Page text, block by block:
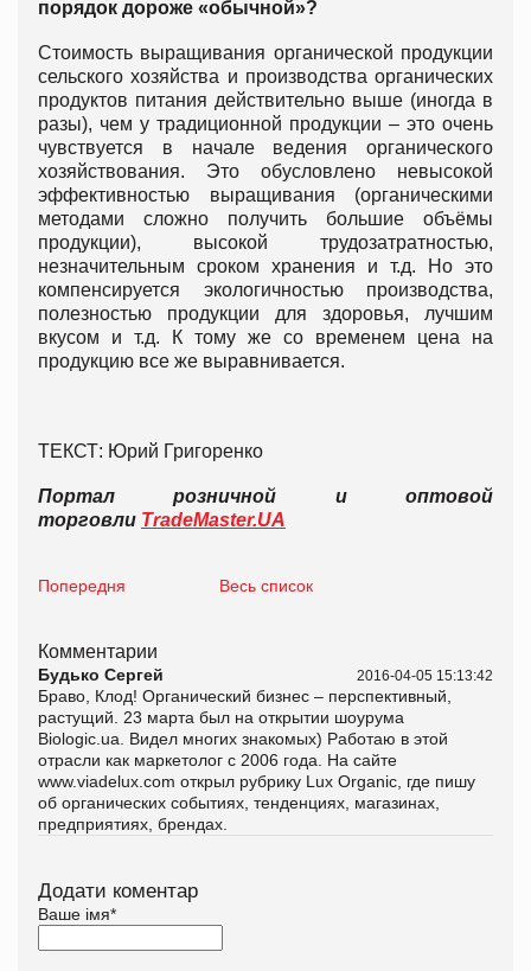
порядок дороже «обычной»?
Стоимость выращивания органической продукции
сельского хозяйства и производства органических
продуктов питания действительно выше (иногда в
разы), чем у традиционной продукции – это очень
чувствуется в начале ведения органического
хозяйствования. Это обусловлено невысокой
эффективностью выращивания (органическими
методами сложно получить большие объёмы
продукции), высокой трудозатратностью,
незначительным сроком хранения и т.д. Но это
компенсируется экологичностью производства,
полезностью продукции для здоровья, лучшим
вкусом и т.д. К тому же со временем цена на
продукцию все же выравнивается.
ТЕКСТ: Юрий Григоренко
Портал розничной и оптовой
торговли TradeMaster.UA
Попередня Весь список
Комментарии
Будько Сергей 2016-04-05 15:13:42
Браво, Клод! Органический бизнес – перспективный,
растущий. 23 марта был на открытии шоурума
Biologic.ua. Видел многих знакомых) Работаю в этой
отрасли как маркетолог с 2006 года. На сайте
www.viadelux.com открыл рубрику Lux Organic, где пишу
об органических событиях, тенденциях, магазинах,
предприятиях, брендах.
Додати коментар
Ваше імя*